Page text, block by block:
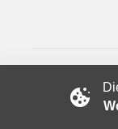
Copyright ©